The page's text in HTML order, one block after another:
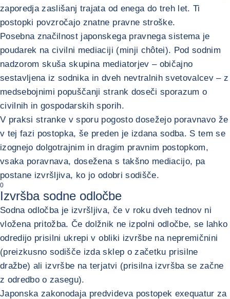
zaporedja zaslišanj trajata od enega do treh let. Ti
postopki povzročajo znatne pravne stroške.
Posebna značilnost japonskega pravnega sistema je
poudarek na civilni mediaciji (minji chôtei). Pod sodnim
nadzorom skuša skupina mediatorjev – običajno
sestavljena iz sodnika in dveh nevtralnih svetovalcev – z
medsebojnimi popuščanji strank doseči sporazum o
civilnih in gospodarskih sporih.
V praksi stranke v sporu pogosto dosežejo poravnavo že
v tej fazi postopka, še preden je izdana sodba. S tem se
izognejo dolgotrajnim in dragim pravnim postopkom,
vsaka poravnava, dosežena s takšno mediacijo, pa
postane izvršljiva, ko jo odobri sodišče.
0
Izvršba sodne odločbe
Sodna odločba je izvršljiva, če v roku dveh tednov ni
vložena pritožba. Če dolžnik ne izpolni odločbe, se lahko
odredijo prisilni ukrepi v obliki izvršbe na nepremičnini
(preizkusno sodišče izda sklep o začetku prisilne
dražbe) ali izvršbe na terjatvi (prisilna izvršba se začne
z odredbo o zasegu).
Japonska zakonodaja predvideva postopek exequatur za